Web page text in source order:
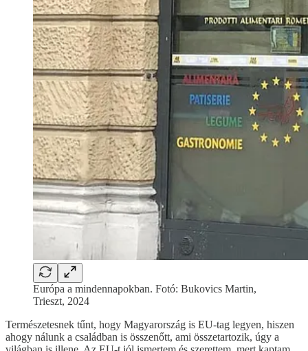
Európa a mindennapokban. Fotó: Bukovics Martin,
Trieszt, 2024
Természetesnek tűnt, hogy Magyarország is EU-tag legyen, hiszen
ahogy nálunk a családban is összenőtt, ami összetartozik, úgy a